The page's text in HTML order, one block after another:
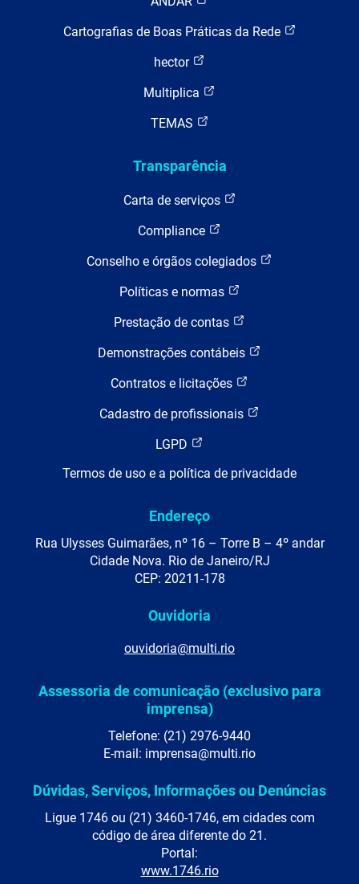
Cartografias de Boas Práticas da Rede
hector
Multiplica
TEMAS
Transparência
Carta de serviços
Compliance
Conselho e órgãos colegiados
Políticas e normas
Prestação de contas
Demonstrações contábeis
Contratos e licitações
Cadastro de profissionais
LGPD
Termos de uso e a política de privacidade
Endereço
Rua Ulysses Guimarães, nº 16 – Torre B – 4º andar
Cidade Nova. Rio de Janeiro/RJ
CEP: 20211-178
Ouvidoria
ouvidoria@multi.rio
Assessoria de comunicação (exclusivo para
imprensa)
Telefone: (21) 2976-9440
E-mail: imprensa@multi.rio
Dúvidas, Serviços, Informações ou Denúncias
Ligue 1746 ou (21) 3460-1746, em cidades com
código de área diferente do 21.
Portal:
www.1746.rio